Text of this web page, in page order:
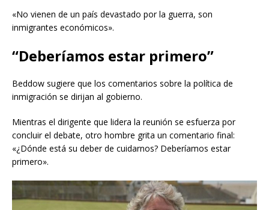
«No vienen de un país devastado por la guerra, son
inmigrantes económicos».
“Deberíamos estar primero”
Beddow sugiere que los comentarios sobre la política de
inmigración se dirijan al gobierno.
Mientras el dirigente que lidera la reunión se esfuerza por
concluir el debate, otro hombre grita un comentario final:
«¿Dónde está su deber de cuidarnos? Deberíamos estar
primero».